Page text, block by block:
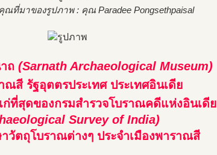
ณที่มาของรูปภาพ : คุณ Paradee Pongsethpaisal
ถ (Sarnath Archaeological Museum)
ณสี รัฐอุตตรประเทศ ประเทศอินเดีย
ที่สุดของกรมสำรวจโบราณคดีแห่งอินเดีย
Survey of India)
าวัตถุโบราณต่างๆ ประจำเมืองพาราณสี